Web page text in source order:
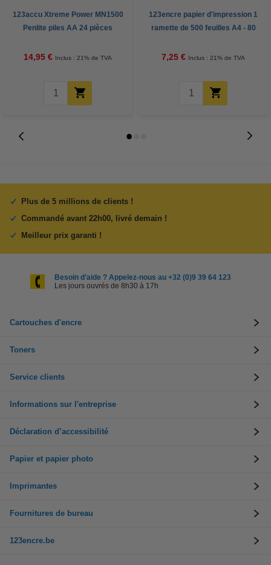
123accu Xtreme Power MN1500
Penlite piles AA 24 pièces
14,95 € Inclus : 21% de TVA
123encre papier d'impression 1
ramette de 500 feuilles A4 - 80
7,25 € Inclus : 21% de TVA
Plus de 5 millions de clients !
Commandé avant 22h00, livré demain !
Meilleur prix garanti !
Besoin d’aide ? Appelez-nous au +32 (0)9 39 64 123
Les jours ouvrés de 8h30 à 17h
Cartouches d'encre
Toners
Service clients
Informations sur l'entreprise
Déclaration d’accessibilité
Papier et papier photo
Imprimantes
Fournitures de bureau
123encre.be